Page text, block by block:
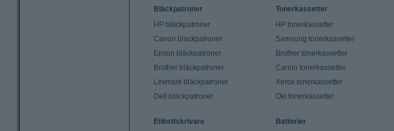
Bläckpatroner
HP bläckpatroner
Canon bläckpatroner
Epson bläckpatroner
Brother bläckpatroner
Lexmark bläckpatroner
Dell bläckpatroner
Tonerkassetter
HP tonerkassetter
Samsung tonerkassetter
Brother tonerkassetter
Canon tonerkassetter
Xerox tonerkassetter
Oki tonerkassetter
Etikettskrivare Batterier